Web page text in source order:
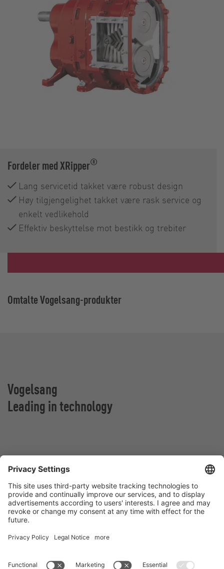
Fordeler med XRipper®
Lang servicetid takket være robust design
Høy tilgjengelighet takket være rask service og
enkelt vedlikehold
Effektiv beskyttelse mot bestikk og trebiter
Omtalte Vogelsang-produkter
Vogelsang
Leading in technology
Vestringen 30
4365 Nærbø
Norge
+47 96 63 26 37
norway@vogelsang.info